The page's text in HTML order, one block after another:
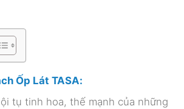
Ốp Lát TASA:
tụ tinh hoa, thế mạnh của những